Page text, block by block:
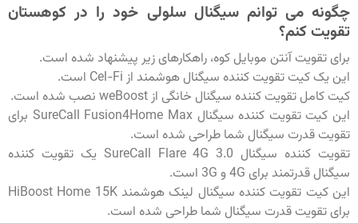
چگونه می توانم سیگنال سلولی خود را در کوهستان
تقویت کنم؟
برای تقویت آنتن موبایل کوه، راهکارهای زیر پیشنهاد شده است.
این یک کیت تقویت کننده سیگنال هوشمند از Cel-Fi است.
کیت کامل تقویت کننده سیگنال خانگی از weBoost نصب شده است.
این کیت تقویت کننده سیگنال SureCall Fusion4Home Max برای
تقویت قدرت سیگنال شما طراحی شده است.
تقویت کننده سیگنال SureCall Flare 4G 3.0 یک تقویت کننده
سیگنال قدرتمند برای 4G و 3G است.
این کیت تقویت کننده سیگنال لینک هوشمند HiBoost Home 15K
برای تقویت قدرت سیگنال شما طراحی شده است.